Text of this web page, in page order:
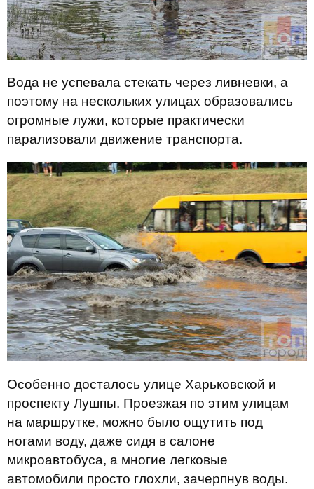
Вода не успевала стекать через ливневки, а
поэтому на нескольких улицах образовались
огромные лужи, которые практически
парализовали движение транспорта.
Особенно досталось улице Харьковской и
проспекту Лушпы. Проезжая по этим улицам
на маршрутке, можно было ощутить под
ногами воду, даже сидя в салоне
микроавтобуса, а многие легковые
автомобили просто глохли, зачерпнув воды.